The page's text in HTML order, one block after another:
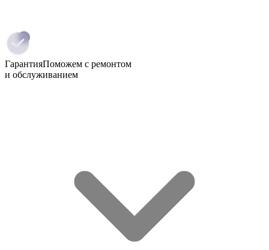
ГарантияПоможем с ремонтом
и обслуживанием